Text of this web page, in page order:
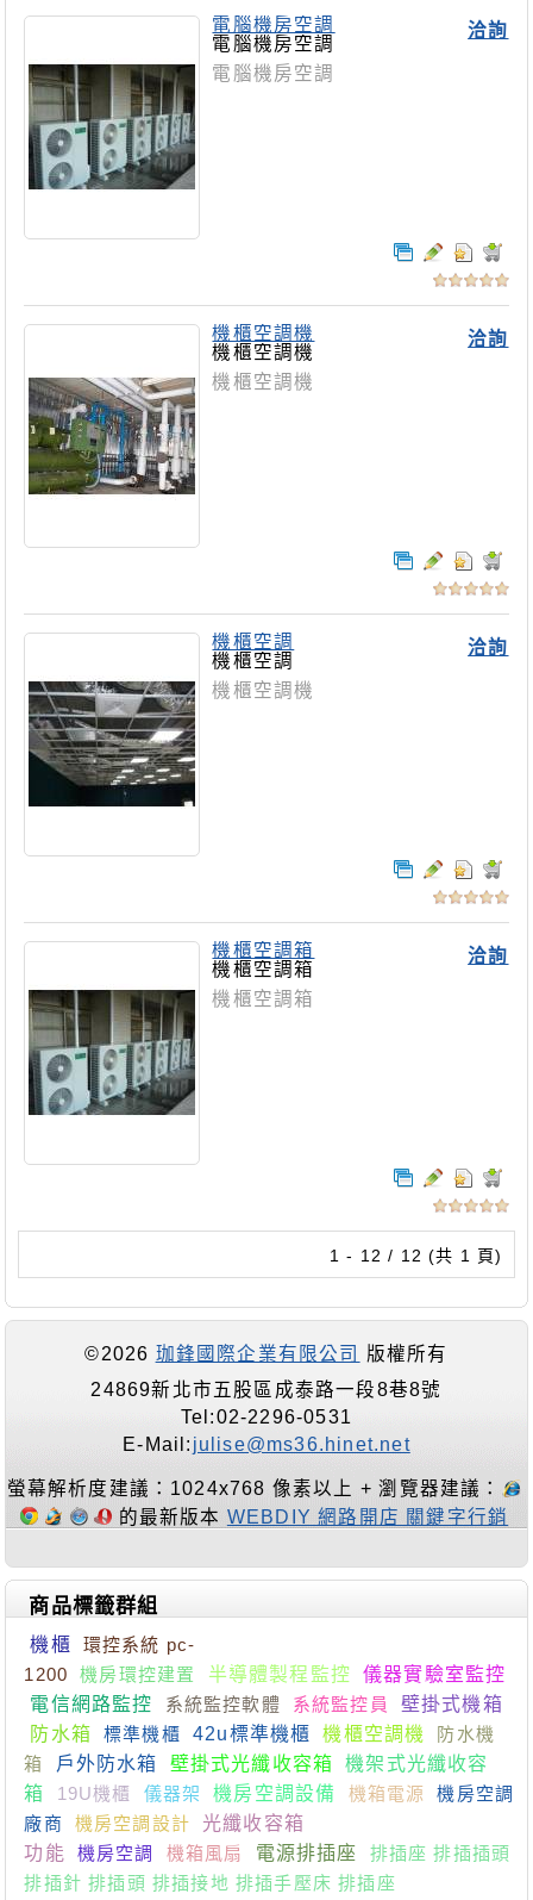
洽詢
電腦機房空調
電腦機房空調
電腦機房空調
洽詢
機櫃空調機
機櫃空調機
機櫃空調機
洽詢
機櫃空調
機櫃空調
機櫃空調機
洽詢
機櫃空調箱
機櫃空調箱
機櫃空調箱
1 - 12 / 12 (共 1 頁)
©2026 珈鋒國際企業有限公司
版權所有
24869新北市五股區成泰路一段8巷8號
Tel:02-2296-0531
E-Mail: julise@ms36.hinet.net
螢幕解析度建議：1024x768 像素以上 + 瀏覽器建議：
的最新版本 WEBDIY 網路開店 關鍵字行銷
商品標籤群組
機櫃
環控系統 pc-
1200
機房環控建置 半導體製程監控
儀器實驗室監控
電信網路監控
系統監控軟體 系統監控員
壁掛式機箱
防水箱
標準機櫃 42u標準機櫃 機櫃空調機
防水機
箱
戶外防水箱 壁掛式光纖收容箱
機架式光纖收容
箱
19U機櫃 儀器架 機房空調設備 機箱電源
機房空調
廠商
機房空調設計
光纖收容箱
功能
機房空調 機箱風扇 電源排插座
排插座 排插插頭
排插針 排插頭 排插接地 排插手壓床 排插座